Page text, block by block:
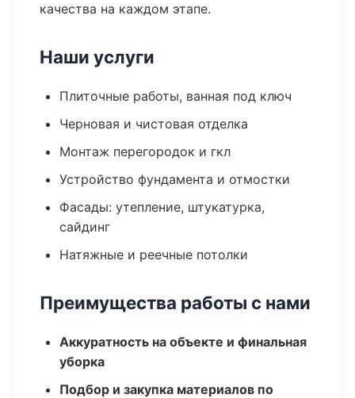
качества на каждом этапе.
Наши услуги
Плиточные работы, ванная под ключ
Черновая и чистовая отделка
Монтаж перегородок и гкл
Устройство фундамента и отмостки
Фасады: утепление, штукатурка,
сайдинг
Натяжные и реечные потолки
Преимущества работы с нами
Аккуратность на объекте и финальная
уборка
Подбор и закупка материалов по